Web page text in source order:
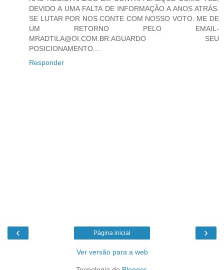
DEVIDO A UMA FALTA DE INFORMAÇÃO A ANOS ATRÁS.
SE LUTAR POR NOS CONTE COM NOSSO VOTO. ME DE
UM RETORNO PELO EMAIL-
MRADTILA@OI.COM.BR.AGUARDO SEU
POSICIONAMENTO....
Responder
‹ ›
Página inicial
Ver versão para a web